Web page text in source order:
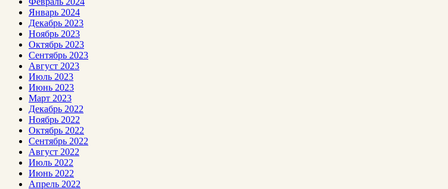
Январь 2024
Декабрь 2023
Ноябрь 2023
Октябрь 2023
Сентябрь 2023
Август 2023
Июль 2023
Июнь 2023
Март 2023
Декабрь 2022
Ноябрь 2022
Октябрь 2022
Сентябрь 2022
Август 2022
Июль 2022
Июнь 2022
Апрель 2022